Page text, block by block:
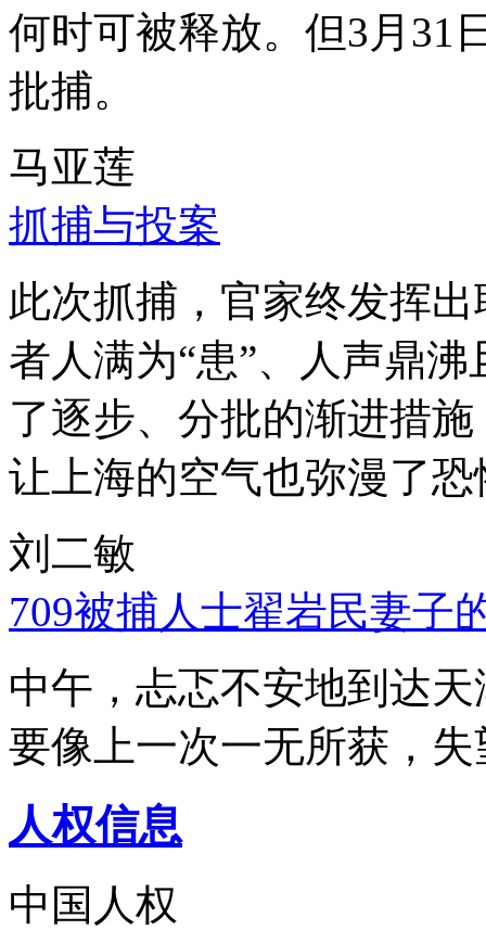
何时可被释放。但3月31
批捕。
马亚莲
抓捕与投案
此次抓捕，官家终发挥
者人满为“患”、人声鼎
了逐步、分批的渐进措
让上海的空气也弥漫了
刘二敏
709被捕人士翟岩民妻子
中午，忐忑不安地到达
要像上一次一无所获，
人权信息
中国人权